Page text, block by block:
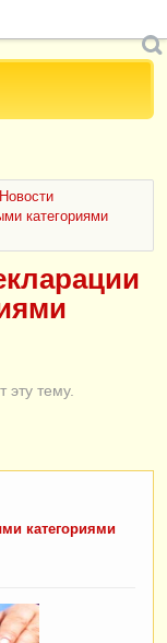
Новости
категориями
эту тему.
категориями